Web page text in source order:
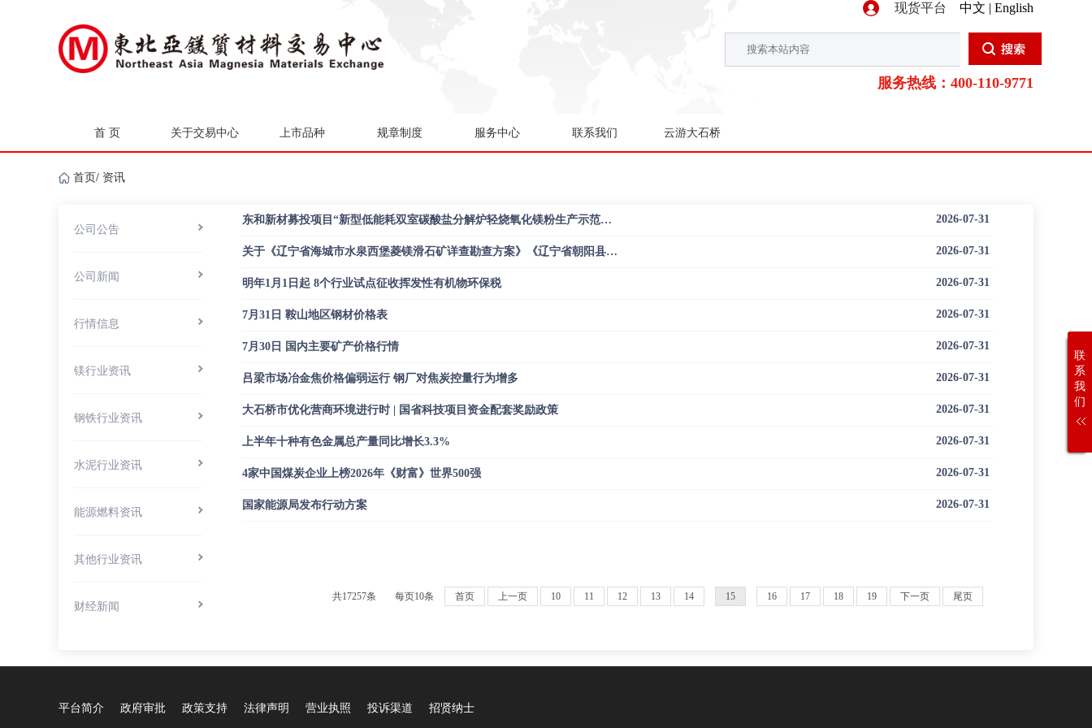
现货平台 中文 | English
服务热线：400-110-9771
首 页 关于交易中心 上市品种 规章制度 服务中心 联系我们 云游大石桥
首页/ 资讯
公司公告
公司新闻
行情信息
镁行业资讯
钢铁行业资讯
水泥行业资讯
能源燃料资讯
其他行业资讯
财经新闻
东和新材募投项目“新型低能耗双室碳酸盐分解炉轻烧氧化镁粉生产示范项目”顺利完成结项 2026-07-31
关于《辽宁省海城市水泉西堡菱镁滑石矿详查勘查方案》《辽宁省朝阳县大庙镇青山村铁矿普查勘查方案》2个勘查方案评审结果的公示 2026-07-31
明年1月1日起 8个行业试点征收挥发性有机物环保税 2026-07-31
7月31日 鞍山地区钢材价格表 2026-07-31
7月30日 国内主要矿产价格行情 2026-07-31
吕梁市场冶金焦价格偏弱运行 钢厂对焦炭控量行为增多 2026-07-31
大石桥市优化营商环境进行时 | 国省科技项目资金配套奖励政策 2026-07-31
上半年十种有色金属总产量同比增长3.3% 2026-07-31
4家中国煤炭企业上榜2026年《财富》世界500强 2026-07-31
国家能源局发布行动方案 2026-07-31
共17257条 每页10条 首页 上一页 10 11 12 13 14 15 16 17 18 19 下一页 尾页
平台简介 政府审批 政策支持 法律声明 营业执照 投诉渠道 招贤纳士
联
系
我
们